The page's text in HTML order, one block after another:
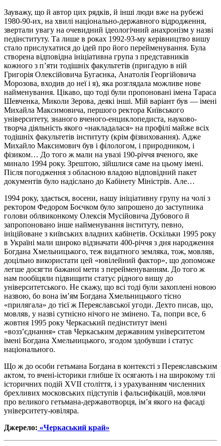
Зауважу, що й автор цих рядків, й інші люди вже на рубежі
1980-90-их, на хвилі національно-державного відродження,
звертали увагу на очевидний ідеологічний анахронізм у назві
педінституту. Та лише в роках 1992-93-му керівництво вишу
стало прислухатися до ідей про його перейменування. Була
створена відповідна ініціативна група з представників
кожного з п’яти тодішніх факультетів (пригадую в ній
Григорія Олексійовича Бугаєнка, Анатолія Георгійовича
Морозова, входив до неї і я), яка розглядала можливе нове
найменування. Цікаво, що тоді були пропоновані імена Тараса
Шевченка, Миколи Зерова, деякі інші. Мій варіант був — імені
Михайла Максимовича, першого ректора Київського
університету, знаного вченого-енциклопедиста, науково-
творча діяльність якого «накладалася» на профілі майже всіх
тодішніх факультетів інституту (крім фізвиховання). Адже
Михайло Максимович був і філологом, і природником, і
фізиком… До того ж мали на увазі 190-річчя вченого, яке
минало 1994 року. Зрештою, зійшлися саме на цьому імені.
Після погодження з обласною владою відповідний пакет
документів було надіслано до Кабінету Міністрів. Але…
1994 року, здається, восени, нашу ініціативну групу на чолі з
ректором Федором Боєчком було запрошено до заступника
голови облвиконкому Олексія Мусійовича Дубового й
запропоновано інше найменування інституту, певно,
ініційоване з київських владних кабінетів. Оскільки 1995 року
в Україні мали широко відзначати 400-річчя з дня народження
Богдана Хмельницького, теж видатного земляка, тож, мовляв,
доцільно використати цей «ювілейний фактор», що допоможе
легше досягти бажаної мети з перейменуванням. До того ж
нам пообіцяли підвищити статус рідного вишу до
університетського. Не скажу, що всі тоді були захоплені новою
назвою, бо вона ім’ям Богдана Хмельницького тісно
«прилягала» до тієї ж Переяславської угоди. Дехто писав, що,
мовляв, у назві сутнісно нічого не змінено. Та, попри все, 6
жовтня 1995 року Черкаський педінститут імені
«возз’єднання» став Черкаським державним університетом
імені Богдана Хмельницького, згодом здобувши і статус
національного.
Що ж до особи гетьмана Богдана в контексті з Переяславським
актом, то вчені-історики глибше їх осягають і на широкому тлі
історичних подій XVII століття, і з урахуванням численних
брехливих московських підступів і фальсифікацій, мовлячи
про великого гетьмана-державотворця, ім’я якого на фасаді
університету-ювіляра.
Джерело: «Черкаський край»